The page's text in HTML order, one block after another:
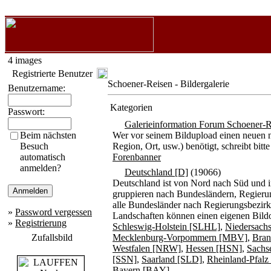
4 images
Registrierte Benutzer
Benutzername:
Passwort:
Beim nächsten
Besuch
automatisch
anmelden?
» Password vergessen
» Registrierung
Zufallsbild
Schoener-Reisen - Bildergalerie
Kategorien
Galerieinformation Forum Schoener-
Wer vor seinem Bildupload einen neuen
Region, Ort, usw.) benötigt, schreibt
Forenbanner
Deutschland [D] (19066)
Deutschland ist von Nord nach Süd
gruppieren nach Bundesländern,
alle Bundesländer nach
Landschaften können einen eigenen
Schleswig-Holstein [SLHL],
Mecklenburg-Vorpommern [MBV],
Westfalen [NRW], Hessen [HSN],
[SSN], Saarland [SLD], Rheinland-